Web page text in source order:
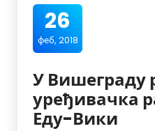
26
феб, 2018
У Вишеграду
уређивачка
Еду-Вики